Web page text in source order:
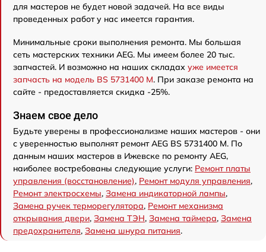
для мастеров не будет новой задачей. На все виды
проведенных работ у нас имеется гарантия.
Минимальные сроки выполнения ремонта. Мы большая
сеть мастерских техники AEG. Мы имеем более 20 тыс.
запчастей. И возможно на наших складах уже имеется
запчасть на модель BS 5731400 M. При заказе ремонта на
сайте - предоставляется скидка -25%.
Знаем свое дело
Будьте уверены в профессионализме наших мастеров - они
с уверенностью выполнят ремонт AEG BS 5731400 M. По
данным наших мастеров в Ижевске по ремонту AEG,
наиболее востребованы следующие услуги: Ремонт платы
управления (восстановление), Ремонт модуля управления,
Ремонт электросхемы, Замена индикаторной лампы,
Замена ручек терморегулятора, Ремонт механизма
открывания двери, Замена ТЭН, Замена таймера, Замена
предохранителя, Замена шнура питания.